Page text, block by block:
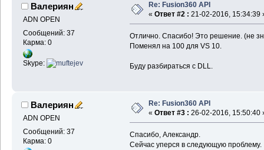
Валериян
ADN OPEN
Сообщений: 37
Карма: 0
Skype:
Re: Fusion360 API
« Ответ #2 : 21-02-2016, 15:34:39
Отлично. Спасибо! Это решение. (не
Поменял на 100 для VS 10.
Буду разбираться с DLL.
Валериян
ADN OPEN
Сообщений: 37
Карма: 0
Re: Fusion360 API
« Ответ #3 : 26-02-2016, 15:50:40
Спасибо, Александр.
Сейчас уперся в следующую проблему.